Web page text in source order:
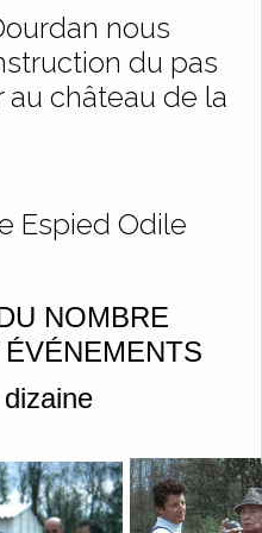
nous
du pas
au château de la
Espied Odile
NOMBRE
ÉVÉNEMENTS